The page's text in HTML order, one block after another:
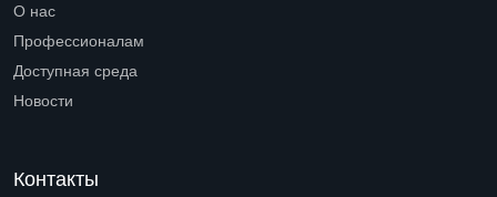
О нас
Профессионалам
Доступная среда
Новости
Контакты